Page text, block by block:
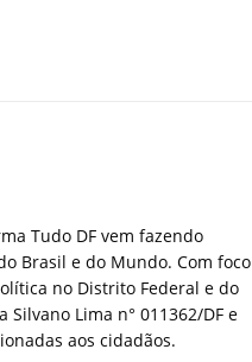
Tudo DF vem fazendo
Brasil e do Mundo. Com foco
no Distrito Federal e do
Lima n° 011362/DF e
aos cidadãos.